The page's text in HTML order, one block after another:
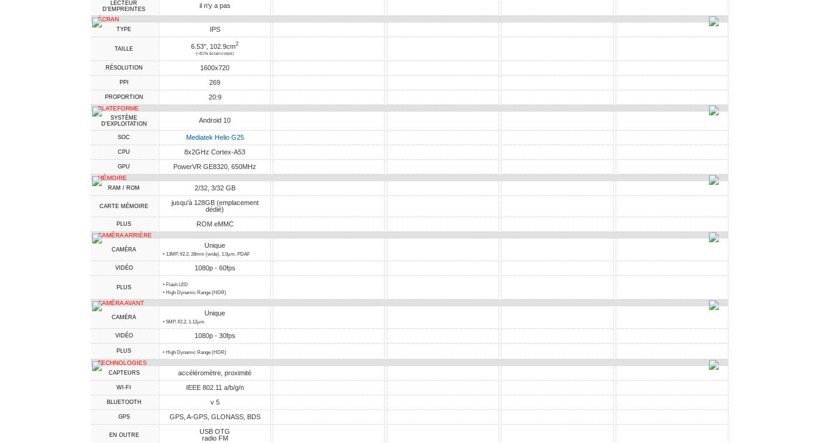
LECTEUR
D'EMPREINTES
il n'y a pas
ÉCRAN
TYPE IPS
TAILLE 6.53", 102.9cm2
(~81% écran-corps)
RÉSOLUTION 1600x720
PPI 269
PROPORTION 20:9
PLATEFORME
SYSTÈME
D'EXPLOITATION
Android 10
SOC Mediatek Helio G25
CPU 8x2GHz Cortex-A53
GPU PowerVR GE8320, 650MHz
MÉMOIRE
RAM / ROM 2/32, 3/32 GB
CARTE MÉMOIRE
jusqu'à 128GB (emplacement
dédié)
PLUS ROM eMMC
CAMÉRA ARRIÈRE
CAMÉRA
Unique
• 13MP, f/2.2, 28mm (wide), 1.0µm, PDAF
VIDÉO 1080p - 60fps
PLUS
• Flash LED
• High Dynamic Range (HDR)
CAMÉRA AVANT
CAMÉRA
Unique
• 5MP, f/2.2, 1.12µm
VIDÉO 1080p - 30fps
PLUS • High Dynamic Range (HDR)
TECHNOLOGIES
CAPTEURS accéléromètre, proximité
WI-FI IEEE 802.11 a/b/g/n
BLUETOOTH v 5
GPS GPS, A-GPS, GLONASS, BDS
EN OUTRE
USB OTG
radio FM